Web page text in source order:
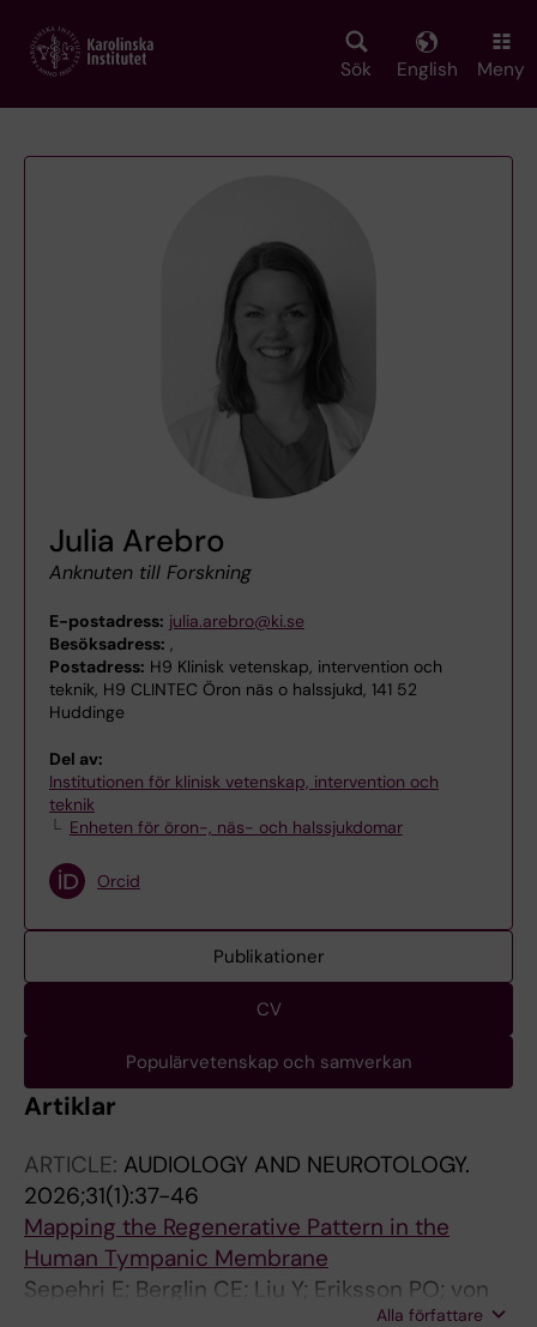
main
Sök English Meny
Julia Arebro
Anknuten till Forskning
E-postadress: julia.arebro@ki.se
Besöksadress: ,
Postadress: H9 Klinisk vetenskap, intervention och
teknik, H9 CLINTEC Öron näs o halssjukd, 141 52
Huddinge
Del av:
Institutionen för klinisk vetenskap, intervention och
teknik
Enheten för öron-, näs- och halssjukdomar
Orcid
Publikationer
CV
Populärvetenskap och samverkan
Artiklar
ARTICLE: AUDIOLOGY AND NEUROTOLOGY.
2026;31(1):37-46
Mapping the Regenerative Pattern in the
Human Tympanic Membrane
Sepehri E; Berglin CE; Liu Y; Eriksson PO; von
Alla författare